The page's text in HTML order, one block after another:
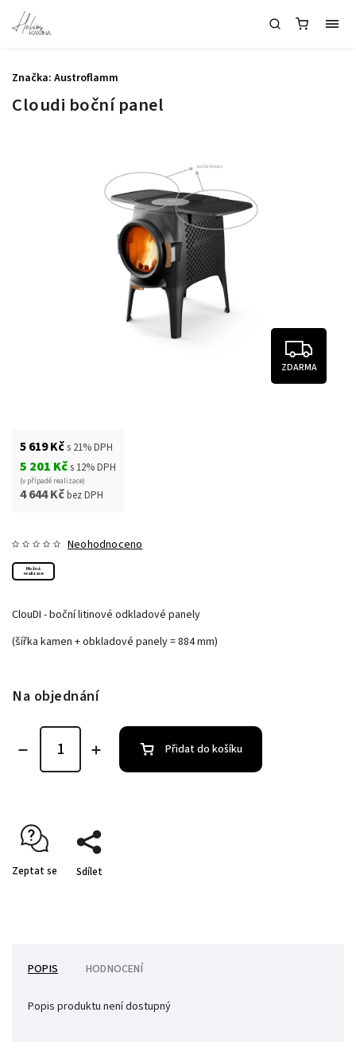
Cloudi boční panel
ZDARMA
5 619 Kčs 21% DPH
5 201 Kčs 12% DPH
(v případě realizace)
4 644 Kčbez DPH
Možná
realizace
Neohodnoceno
ClouDI - boční litinové odkladové panely
(šířka kamen + obkladové panely = 884 mm)
Značka: Austroflamm
Na objednání
Přidat do košíku
Zeptat se Sdílet
POPIS HODNOCENÍ
Popis produktu není dostupný